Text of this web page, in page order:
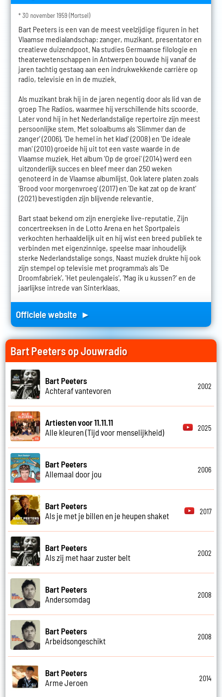
* 30 november 1959 (Mortsel)
Bart Peeters is een van de meest veelzijdige figuren in het
Vlaamse medialandschap: zanger, muzikant, presentator en
creatieve duizendpoot. Na studies Germaanse filologie en
theaterwetenschappen in Antwerpen bouwde hij vanaf de
jaren tachtig gestaag aan een indrukwekkende carrière op
radio, televisie en in de muziek.
Als muzikant brak hij in de jaren negentig door als lid van de
groep The Radios, waarmee hij verschillende hits scoorde.
Later vond hij in het Nederlandstalige repertoire zijn meest
persoonlijke stem. Met soloalbums als 'Slimmer dan de
zanger' (2006), 'De hemel in het klad' (2008) en 'De ideale
man' (2010) groeide hij uit tot een vaste waarde in de
Vlaamse muziek. Het album 'Op de groei' (2014) werd een
uitzonderlijk succes en bleef meer dan 250 weken
genoteerd in de Vlaamse albumlijst. Ook latere platen zoals
'Brood voor morgenvroeg' (2017) en 'De kat zat op de krant'
(2021) bevestigden zijn blijvende relevantie.
Bart staat bekend om zijn energieke live-reputatie. Zijn
concertreeksen in de Lotto Arena en het Sportpaleis
verkochten herhaaldelijk uit en hij wist een breed publiek te
verbinden met eigenzinnige, speelse maar inhoudelijk
sterke Nederlandstalige songs. Naast muziek drukte hij ook
zijn stempel op televisie met programma’s als 'De
Droomfabriek', 'Het peulengaleis', 'Mag ik u kussen?' en de
jaarlijkse intrede van Sinterklaas.
Officiele website ►
Bart Peeters op Jouwradio
Bart Peeters
Achteraf vantevoren
2002
Artiesten voor 11.11.11
Alle kleuren (Tijd voor menselijkheid)
2025
Bart Peeters
Allemaal door jou
2006
Bart Peeters
Als je met je billen en je heupen shaket
2017
Bart Peeters
Als zij met haar zuster belt
2002
Bart Peeters
Andersomdag
2008
Bart Peeters
Arbeidsongeschikt
2008
Bart Peeters
Arme Jeroen
2014